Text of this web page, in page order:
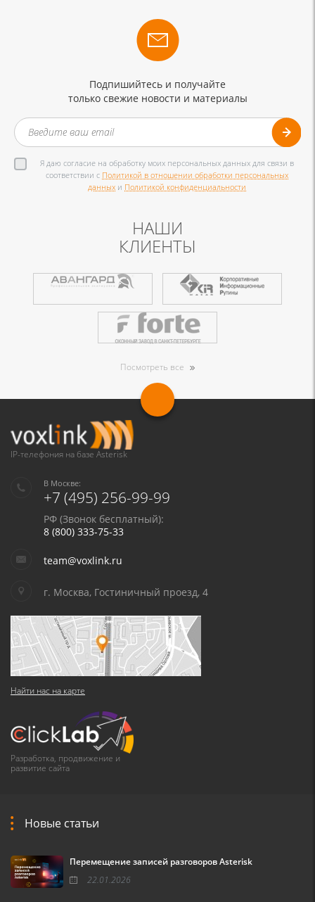
Подпишийтесь и получайте
только свежие новости и материалы
Я даю согласие на обработку моих персональных данных для связи в
соответствии с Политикой в отношении обработки персональных
данных и Политикой конфиденциальности
НАШИ
КЛИЕНТЫ
Посмотреть все
IP-телефония на базе Asterisk
В Москве:
+7 (495) 256-99-99
РФ (Звонок бесплатный):
8 (800) 333-75-33
team@voxlink.ru
г. Москва, Гостиничный проезд, 4
Найти нас на карте
Разработка, продвижение и
развитие сайта
Новые статьи
Перемещение записей разговоров Asterisk
22.01.2026